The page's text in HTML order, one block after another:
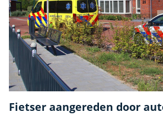
Fietser aangereden door